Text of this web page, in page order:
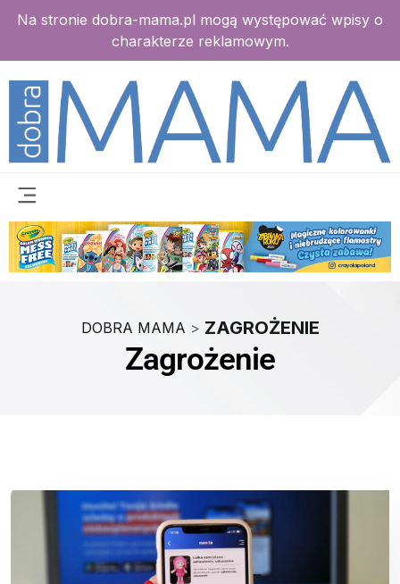
Na stronie dobra-mama.pl mogą występować wpisy o
charakterze reklamowym.
DOBRA MAMA > ZAGROŻENIE
Zagrożenie